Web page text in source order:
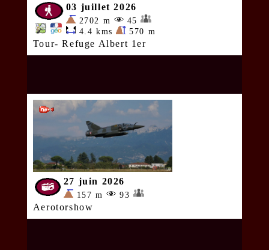
03 juillet 2026
2702 m
45
4.4 kms
570 m
Tour- Refuge Albert 1er
27 juin 2026
157 m 93
Aerotorshow